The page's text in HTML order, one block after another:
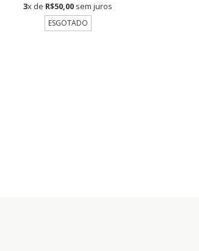
3x de R$50,00 sem juros
ESGOTADO